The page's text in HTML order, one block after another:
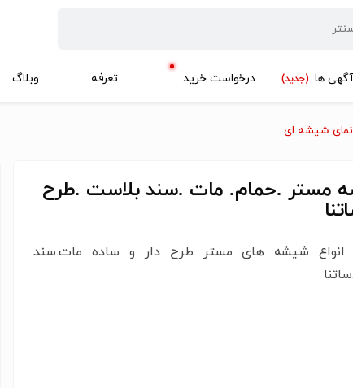
آگهی ها (جدید) درخواست خرید تعرفه وبلاگ
نمای شیشه ای
مستر .حمام. مات .سند بلاست .طرح
شیشه های مستر طرح دار و ساده مات.سند